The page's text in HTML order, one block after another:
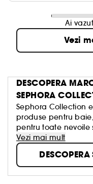
Ai
Vezi
DESCOPERA
SEPHORA
Sephora Collection
produse pentru
pentru toate nevoile
creative si rafinate,
calitatea autentica,
pentru a
accesibila tuturor,
in tendinte!
Vezi mai mult